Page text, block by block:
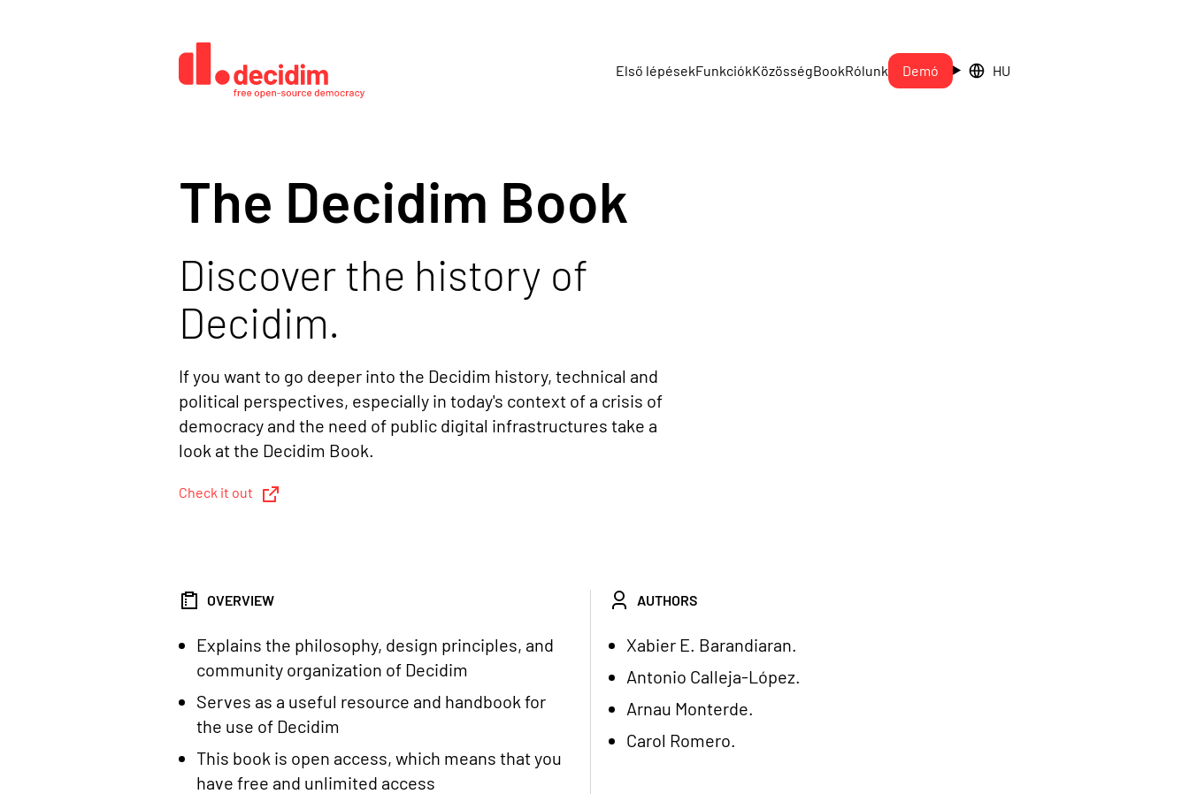
Első lépésekFunkciókKözösségBookRólunk Demó HU
The Decidim Book
Discover the history of
Decidim.
If you want to go deeper into the Decidim history, technical and
political perspectives, especially in today's context of a crisis of
democracy and the need of public digital infrastructures take a
look at the Decidim Book.
Check it out
OVERVIEW
Explains the philosophy, design principles, and
community organization of Decidim
Serves as a useful resource and handbook for
the use of Decidim
This book is open access, which means that you
have free and unlimited access
AUTHORS
Xabier E. Barandiaran.
Antonio Calleja-López.
Arnau Monterde.
Carol Romero.